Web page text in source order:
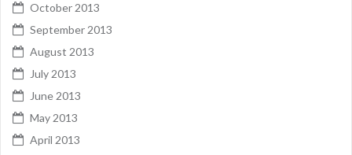
October 2013
September 2013
August 2013
July 2013
June 2013
May 2013
April 2013